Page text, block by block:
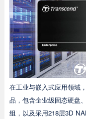
在工业与嵌入式应用领域
品，包含企业级固态硬盘
组，以及采用218层3D